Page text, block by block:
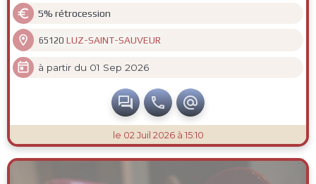
 5% rétrocession
 65120 LUZ-SAINT-SAUVEUR
 à partir du 01 Sep 2026
  
le 02 Juil 2026 à 15:10